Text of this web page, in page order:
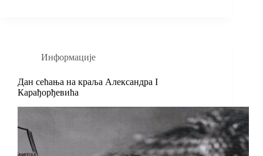
Информације
Дан сећања на краља Александра I
Карађорђевића